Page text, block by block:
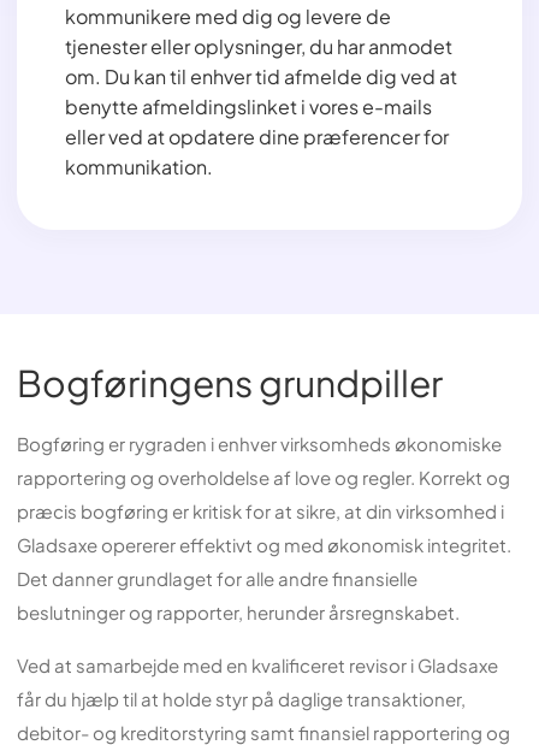
kommunikere med dig og levere de
tjenester eller oplysninger, du har anmodet
om. Du kan til enhver tid afmelde dig ved at
benytte afmeldingslinket i vores e-mails
eller ved at opdatere dine præferencer for
kommunikation.
Bogføringens grundpiller
Bogføring er rygraden i enhver virksomheds økonomiske
rapportering og overholdelse af love og regler. Korrekt og
præcis bogføring er kritisk for at sikre, at din virksomhed i
Gladsaxe opererer effektivt og med økonomisk integritet.
Det danner grundlaget for alle andre finansielle
beslutninger og rapporter, herunder årsregnskabet.
Ved at samarbejde med en kvalificeret revisor i Gladsaxe
får du hjælp til at holde styr på daglige transaktioner,
debitor- og kreditorstyring samt finansiel rapportering og